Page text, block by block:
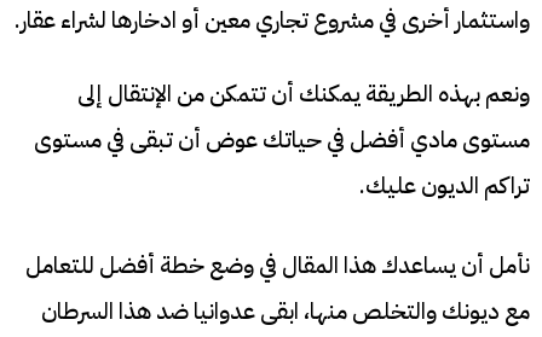
واستثمار أخرى في مشروع تجاري معين أو ادخارها لشراء عقار.
ونعم بهذه الطريقة يمكنك أن تتمكن من الإنتقال إلى
مستوى مادي أفضل في حياتك عوض أن تبقى في مستوى
تراكم الديون عليك.
نأمل أن يساعدك هذا المقال في وضع خطة أفضل للتعامل
مع ديونك والتخلص منها، ابقى عدوانيا ضد هذا السرطان